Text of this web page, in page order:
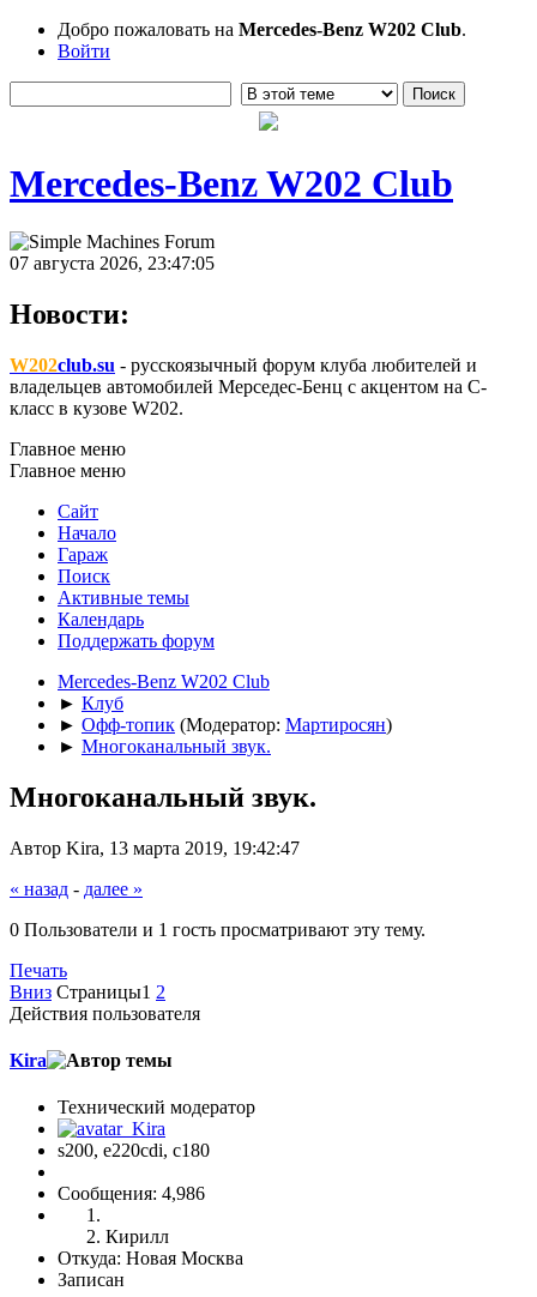
Добро пожаловать на Mercedes-Benz W202 Club.
Войти
Mercedes-Benz W202 Club
07 августа 2026, 23:47:05
Новости:
W202club.su - русскоязычный форум клуба любителей и
владельцев автомобилей Мерседес-Бенц с акцентом на C-
класс в кузове W202.
Главное меню
Главное меню
Сайт
Начало
Гараж
Поиск
Активные темы
Календарь
Поддержать форум
Mercedes-Benz W202 Club
► Клуб
► Офф-топик (Модератор: Мартиросян)
► Многоканальный звук.
Многоканальный звук.
Автор Kira, 13 марта 2019, 19:42:47
« назад - далее »
0 Пользователи и 1 гость просматривают эту тему.
Печать
Вниз Страницы1 2
Действия пользователя
Kira
Технический модератор
s200, е220cdi, с180
Сообщения: 4,986
Кирилл
Откуда: Новая Москва
Записан